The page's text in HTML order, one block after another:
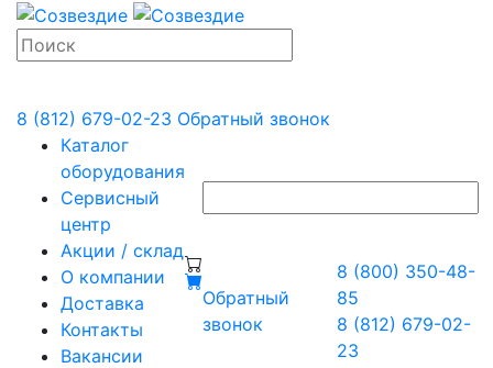
8 (812) 679-02-23 Обратный звонок
Каталог
оборудования
Сервисный
центр
Акции / склад
О компании
Доставка
Контакты
Вакансии
Обратный
звонок
8 (800) 350-48-
85
8 (812) 679-02-
23